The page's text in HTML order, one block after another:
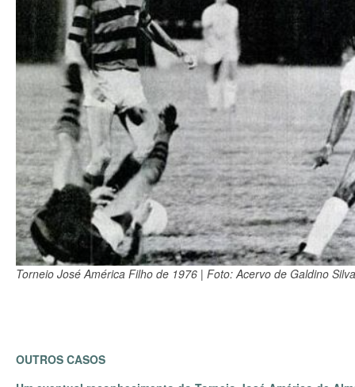
Torneio José América Filho de 1976 | Foto: Acervo de Galdino Silva
OUTROS CASOS